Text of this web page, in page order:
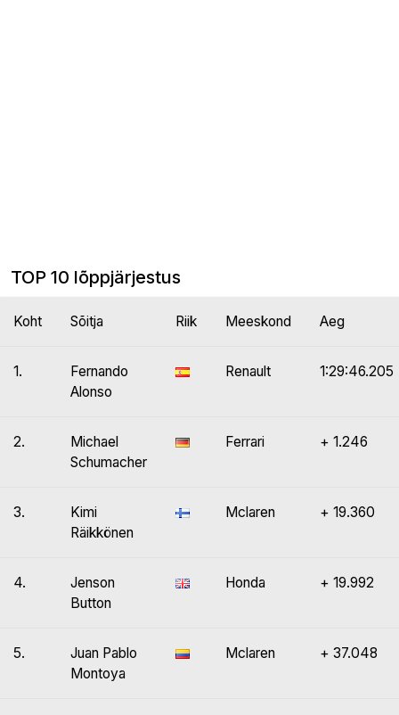
TOP 10 lõppjärjestus
Koht Sõitja Riik Meeskond Aeg
1.
Fernando
Alonso
Renault 1:29:46.205
2.
Michael
Schumacher
Ferrari + 1.246
3.
Kimi
Räikkönen
Mclaren + 19.360
4.
Jenson
Button
Honda + 19.992
5.
Juan Pablo
Montoya
Mclaren + 37.048